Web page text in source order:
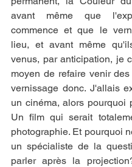
avant même que
commence et que le
lieu, et avant même
venus, par anticipation, je
moyen de refaire venir
vernissage donc. J'allais
un cinéma, alors pourquoi
Un film qui serait
photographie. Et pourquoi
un spécialiste de la
parler après la